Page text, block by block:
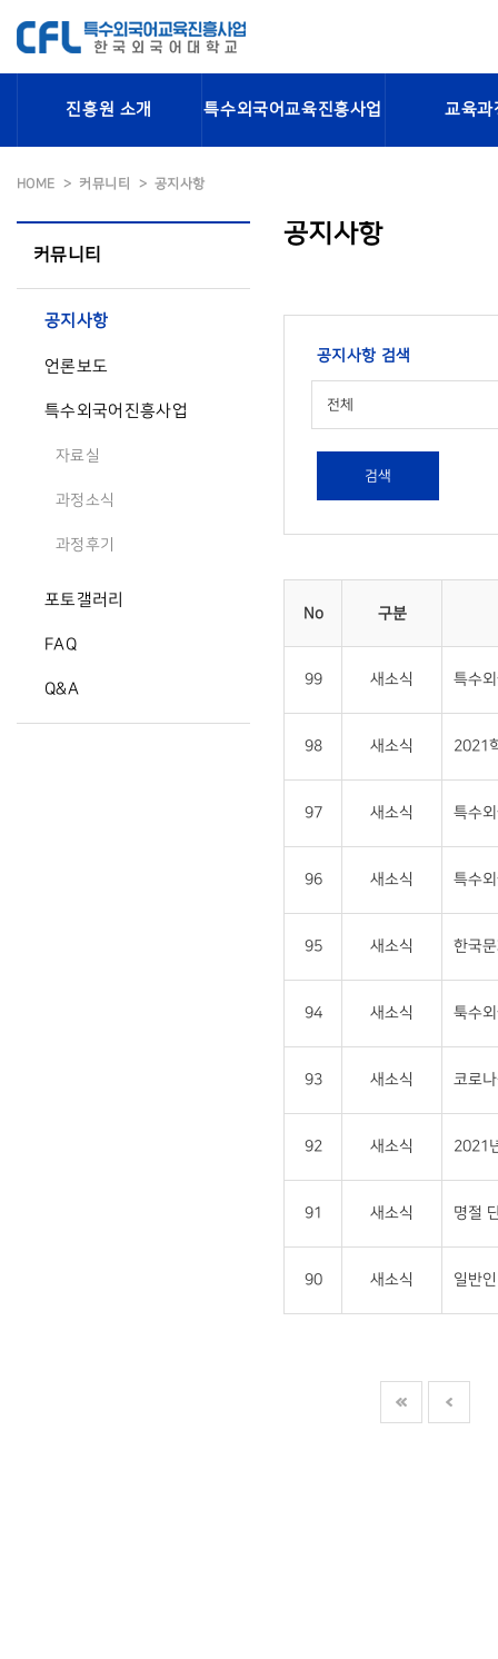
진흥원 소개 특수외국어교육진흥사업 교육과
HOME 커뮤니티 공지사항
커뮤니티
공지사항
언론보도
특수외국어진흥사업
자료실
과정소식
과정후기
포토갤러리
FAQ
Q&A
공지사항
공지사항 검색
전체
검색
No 구분
99 새소식 특수
98 새소식 2021
97 새소식 특수
96 새소식 특수
95 새소식 한국
94 새소식 툭수
93 새소식 코로
92 새소식 2021
91 새소식 명절
90 새소식 일반